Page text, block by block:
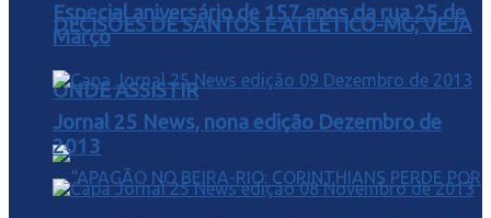
DECISÕES DE SANTOS E ATLÉTICO-MG; VEJA
ONDE ASSISTIR
Especial aniversário de 157 anos da rua 25 de
Março
Jornal 25 News, nona edição Dezembro de
2013